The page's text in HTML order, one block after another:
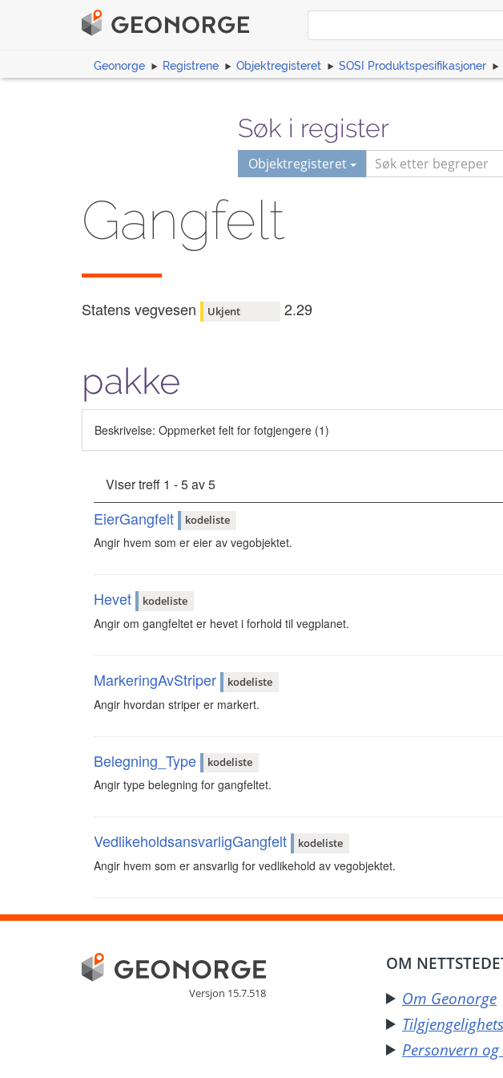
Geonorge Registrene Objektregisteret SOSI Produktspesifikasjoner
Søk i register
Objektregisteret
Gangfelt
Statens vegvesen Ukjent 2.29
pakke
Beskrivelse: Oppmerket felt for fotgjengere (1)
Viser treff 1 - 5 av 5
EierGangfelt kodeliste
Angir hvem som er eier av vegobjektet.
Hevet kodeliste
Angir om gangfeltet er hevet i forhold til vegplanet.
MarkeringAvStriper kodeliste
Angir hvordan striper er markert.
Belegning_Type kodeliste
Angir type belegning for gangfeltet.
VedlikeholdsansvarligGangfelt kodeliste
Angir hvem som er ansvarlig for vedlikehold av vegobjektet.